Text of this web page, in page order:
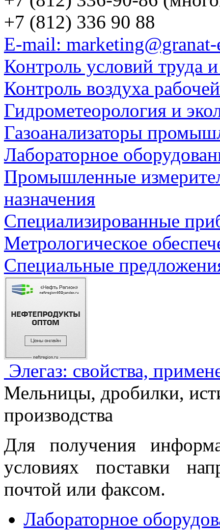
+7 (812) 336 90 88
E-mail:
Контроль условий труда
Контроль воздуха
Гидрометеорология и
Газоанализаторы
Лабораторное
Промышленные
назначения
Специализированные
Метрологическое
Специальные
Элегаз: свойства,
Мельницы, дробилки,
производства
Для получения
условиях поставки
почтой или факсом.
Лабораторное